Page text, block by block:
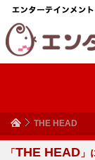
THE HEAD
「THE HEAD 」